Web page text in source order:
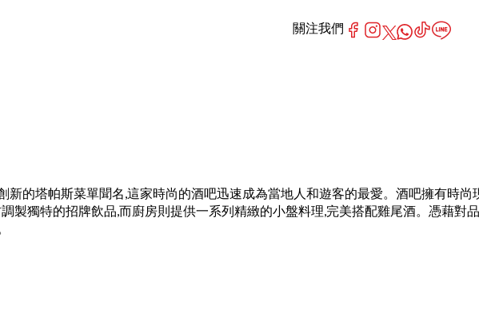
的塔帕斯菜單聞名,這家時尚的酒吧迅速成為當地人和遊客的最愛。酒吧擁有時尚
獨特的招牌飲品,而廚房則提供一系列精緻的小盤料理,完美搭配雞尾酒。憑藉對品
關注我們